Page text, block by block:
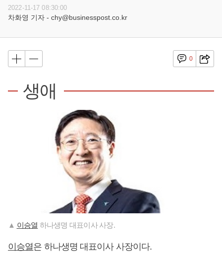
2022-11-17 08:30:00
차화영 기자 - chy@businesspost.co.kr
0
생애
▲ 이승열 하나생명 대표이사 사장.
이승열은 하나생명 대표이사 사장이다.